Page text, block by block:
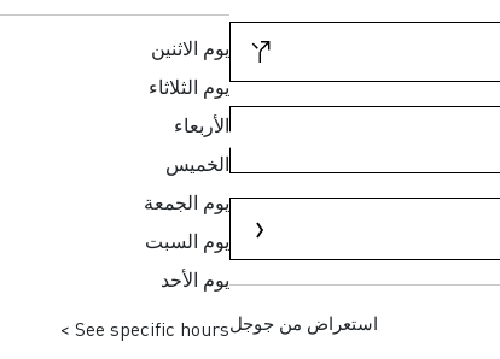
استعراض من جوجل
يوم الاثنين
يوم الثلاثاء
الأربعاء
الخميس
يوم الجمعة
يوم السبت
يوم الأحد
See specific hours >